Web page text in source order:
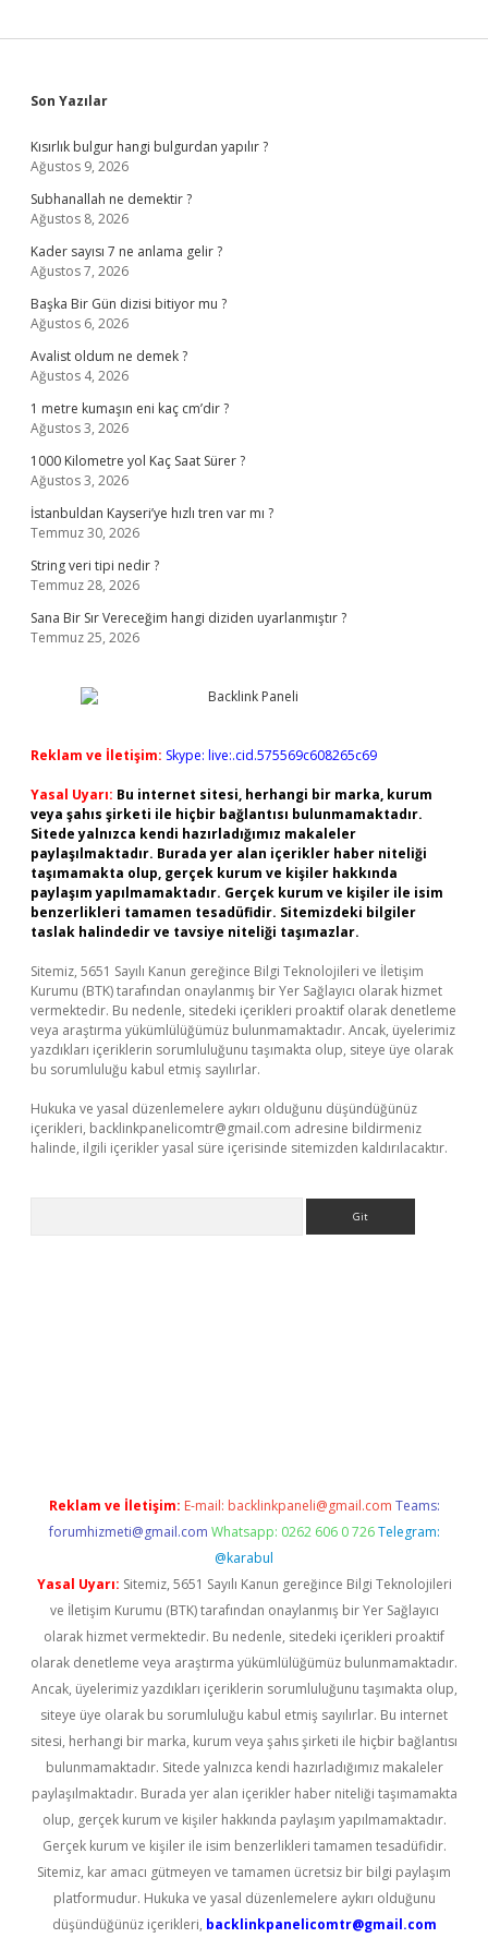
Sidebar
Son Yazılar
Kısırlık bulgur hangi bulgurdan yapılır ?
Ağustos 9, 2026
Subhanallah ne demektir ?
Ağustos 8, 2026
Kader sayısı 7 ne anlama gelir ?
Ağustos 7, 2026
Başka Bir Gün dizisi bitiyor mu ?
Ağustos 6, 2026
Avalist oldum ne demek ?
Ağustos 4, 2026
1 metre kumaşın eni kaç cm’dir ?
Ağustos 3, 2026
1000 Kilometre yol Kaç Saat Sürer ?
Ağustos 3, 2026
İstanbuldan Kayseri’ye hızlı tren var mı ?
Temmuz 30, 2026
String veri tipi nedir ?
Temmuz 28, 2026
Sana Bir Sır Vereceğim hangi diziden uyarlanmıştır ?
Temmuz 25, 2026
Reklam ve İletişim: Skype: live:.cid.575569c608265c69
Yasal Uyarı: Bu internet sitesi, herhangi bir marka, kurum
veya şahıs şirketi ile hiçbir bağlantısı bulunmamaktadır.
Sitede yalnızca kendi hazırladığımız makaleler
paylaşılmaktadır. Burada yer alan içerikler haber niteliği
taşımamakta olup, gerçek kurum ve kişiler hakkında
paylaşım yapılmamaktadır. Gerçek kurum ve kişiler ile isim
benzerlikleri tamamen tesadüfidir. Sitemizdeki bilgiler
taslak halindedir ve tavsiye niteliği taşımazlar.
Sitemiz, 5651 Sayılı Kanun gereğince Bilgi Teknolojileri ve İletişim
Kurumu (BTK) tarafından onaylanmış bir Yer Sağlayıcı olarak hizmet
vermektedir. Bu nedenle, sitedeki içerikleri proaktif olarak denetleme
veya araştırma yükümlülüğümüz bulunmamaktadır. Ancak, üyelerimiz
yazdıkları içeriklerin sorumluluğunu taşımakta olup, siteye üye olarak
bu sorumluluğu kabul etmiş sayılırlar.
Hukuka ve yasal düzenlemelere aykırı olduğunu düşündüğünüz
içerikleri, backlinkpanelicomtr@gmail.com adresine bildirmeniz
halinde, ilgili içerikler yasal süre içerisinde sitemizden kaldırılacaktır.
Reklam ve İletişim: E-mail: backlinkpaneli@gmail.com Teams:
forumhizmeti@gmail.com Whatsapp: 0262 606 0 726 Telegram:
@karabul
Yasal Uyarı: Sitemiz, 5651 Sayılı Kanun gereğince Bilgi Teknolojileri
ve İletişim Kurumu (BTK) tarafından onaylanmış bir Yer Sağlayıcı
olarak hizmet vermektedir. Bu nedenle, sitedeki içerikleri proaktif
olarak denetleme veya araştırma yükümlülüğümüz bulunmamaktadır.
Ancak, üyelerimiz yazdıkları içeriklerin sorumluluğunu taşımakta olup,
siteye üye olarak bu sorumluluğu kabul etmiş sayılırlar. Bu internet
sitesi, herhangi bir marka, kurum veya şahıs şirketi ile hiçbir bağlantısı
bulunmamaktadır. Sitede yalnızca kendi hazırladığımız makaleler
paylaşılmaktadır. Burada yer alan içerikler haber niteliği taşımamakta
olup, gerçek kurum ve kişiler hakkında paylaşım yapılmamaktadır.
Gerçek kurum ve kişiler ile isim benzerlikleri tamamen tesadüfidir.
Sitemiz, kar amacı gütmeyen ve tamamen ücretsiz bir bilgi paylaşım
platformudur. Hukuka ve yasal düzenlemelere aykırı olduğunu
düşündüğünüz içerikleri, backlinkpanelicomtr@gmail.com